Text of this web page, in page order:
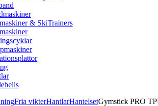
& SkiTrainers
Fria vikterHantlarHantelsetGymstick PRO